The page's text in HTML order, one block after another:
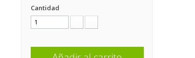
Cantidad